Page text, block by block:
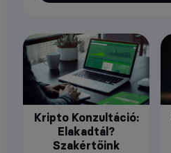
Kripto Konzultáció:
Elakadtál?
Szakértőink